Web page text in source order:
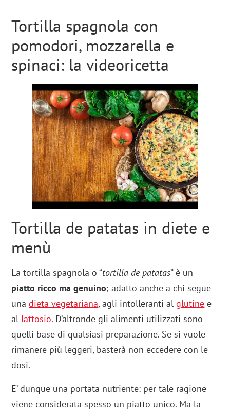
Tortilla spagnola con
pomodori, mozzarella e
spinaci: la videoricetta
Tortilla de patatas in diete e
menù
La tortilla spagnola o “tortilla de patatas” è un
piatto ricco ma genuino; adatto anche a chi segue
unadieta vegetariana, agli intolleranti alglutine e
al lattosio. D’altronde gli alimenti utilizzati sono
quelli base di qualsiasi preparazione. Se si vuole
rimanere più leggeri, basterà non eccedere con le
dosi.
E’ dunque una portata nutriente: per tale ragione
viene considerata spesso un piatto unico. Ma la